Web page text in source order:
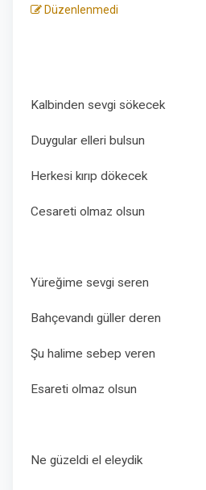
Düzenlenmedi
Kalbinden sevgi sökecek
Duygular elleri bulsun
Herkesi kırıp dökecek
Cesareti olmaz olsun
Yüreğime sevgi seren
Bahçevandı güller deren
Şu halime sebep veren
Esareti olmaz olsun
Ne güzeldi el eleydik